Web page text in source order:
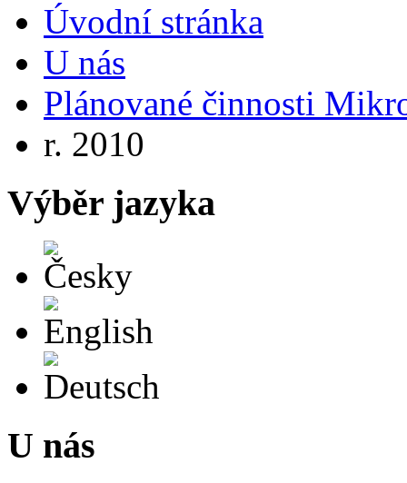
Úvodní stránka
U nás
Plánované činnosti
r. 2010
Výběr jazyka
U nás